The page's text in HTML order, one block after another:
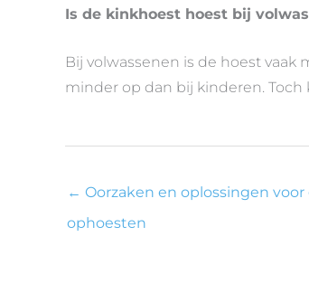
Is de kinkhoest hoest bij
Bij volwassenen is de hoest
minder op dan bij kinderen.
← Oorzaken en oplossingen
ophoesten